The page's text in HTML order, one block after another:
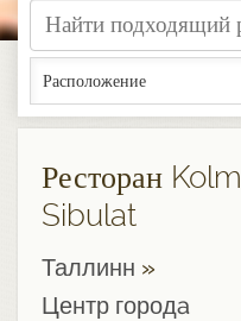
Расположение
Ресторан Kolm
Sibulat
Таллинн »
Центр городa